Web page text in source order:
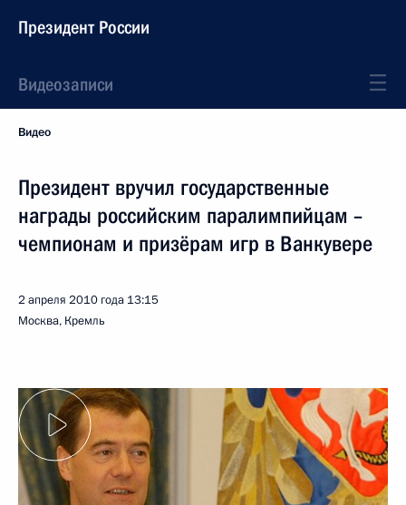
Президент России
Видеозаписи
Видео
Президент вручил государственные
награды российским паралимпийцам –
чемпионам и призёрам игр в Ванкувере
2 апреля 2010 года 13:15
Москва, Кремль